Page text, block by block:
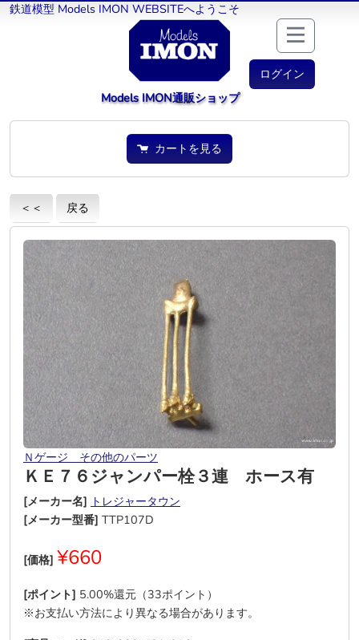
鉄道模型 Models IMON WEBSITEへようこそ
ログイン
Models IMON通販ショップ
カートを見る
＜＜ 戻る
Ｎゲージ その他のパーツ
ＫＥ７６ジャンパー栓３連 ホース有
[メーカー名] トレジャータウン
[メーカー型番] TTP107D
[価格] ¥660
[ポイント] 5.00%還元（33ポイント）
※お支払い方法により異なる場合があります。